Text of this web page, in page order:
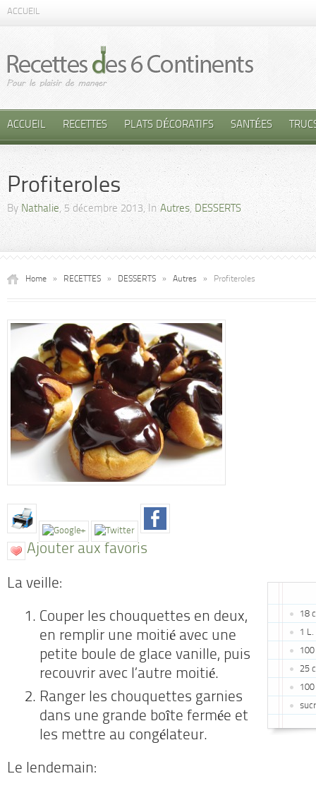
ACCUEIL
ACCUEIL RECETTES PLATS DÉCORATIFS SANTÉES
Profiteroles
By Nathalie, 5 décembre 2013, InAutres, DESSERTS
Home » RECETTES » DESSERTS » Autres » Profiteroles
Ajouter aux favoris
18
1
25
100
La veille:
Couper les chouquettes en deux,
en remplir une moitié avec une
petite boule de glace vanille, puis
recouvrir avec l’autre moitié.
Ranger les chouquettes garnies
dans une grande boîte fermée et
les mettre au congélateur.
Le lendemain: